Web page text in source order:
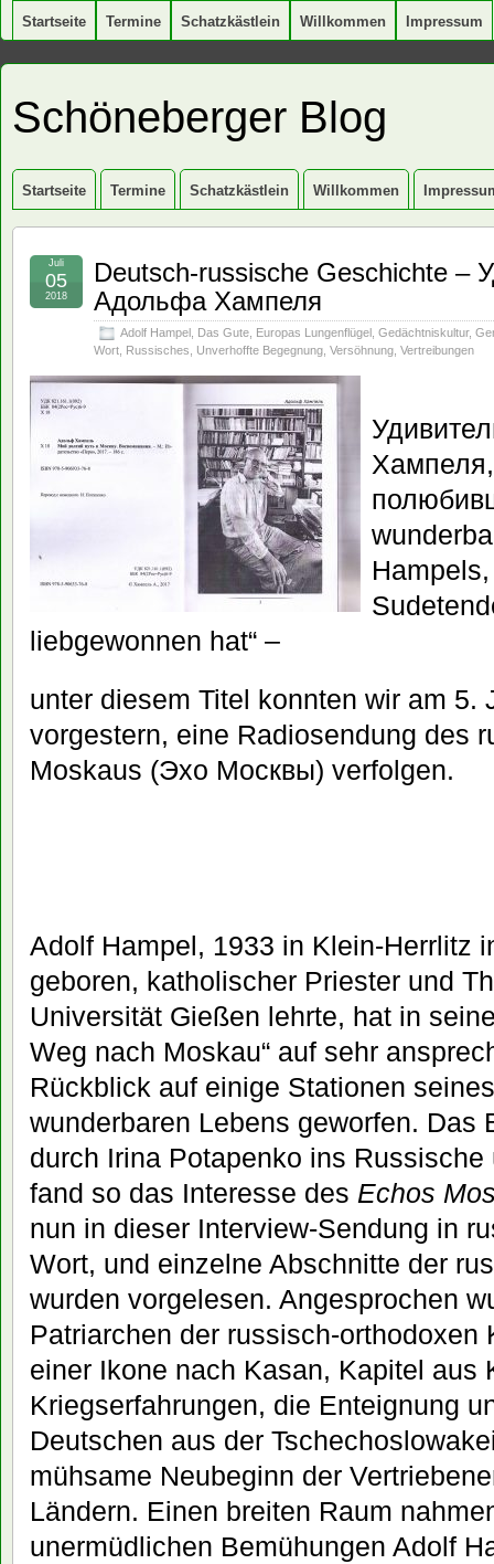
Startseite Termine Schatzkästlein Willkommen Impressum
Schöneberger Blog
Startseite Termine Schatzkästlein Willkommen
Deutsch-russische Geschichte –
Адольфа Хампеля
Adolf Hampel Das Gute Europas Lungenflügel Gedächtniskultur,
Wort Russisches Unverhoffte Begegnung Versöhnung Vertreibungen
Juli
05
2018
Хампеля,
liebgewonnen hat“ –
unter diesem Titel konnten wir am 5.
vorgestern, eine Radiosendung des
Moskaus (Эхо Москвы) verfolgen.
Adolf Hampel, 1933 in Klein-Herrlitz
geboren, katholischer Priester und
Universität Gießen lehrte, hat in
Weg nach Moskau“ auf sehr
Rückblick auf einige Stationen
wunderbaren Lebens geworfen. Das
durch Irina Potapenko ins
fand so das Interesse des Echos
nun in dieser Interview-Sendung in
Wort, und einzelne Abschnitte der
wurden vorgelesen. Angesprochen
Patriarchen der russisch-orthodoxen
einer Ikone nach Kasan, Kapitel aus
Kriegserfahrungen, die Enteignung
Deutschen aus der
mühsame Neubeginn der
Ländern. Einen breiten Raum
unermüdlichen Bemühungen Adolf